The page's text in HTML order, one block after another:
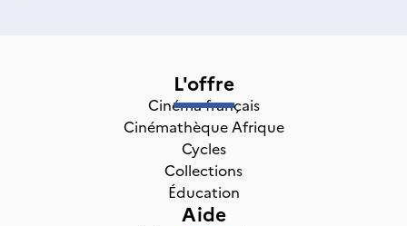
L'offre
Cinéma français
Cinémathèque Afrique
Cycles
Collections
Éducation
Aide